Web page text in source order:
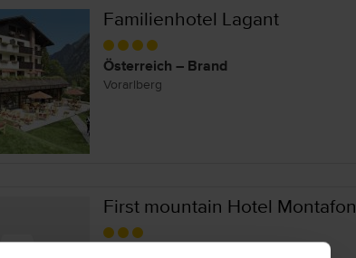
Familienhotel Lagant
Österreich – Brand
Vorarlberg
First mountain Hotel Montafon